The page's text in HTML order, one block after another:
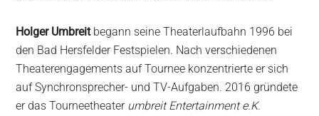
Holger Umbreitbegann seine Theaterlaufbahn 1996 bei
den Bad Hersfelder Festspielen. Nach verschiedenen
Theaterengagements auf Tournee konzentrierte er sich
auf Synchronsprecher- und TV-Aufgaben. 2016 gründete
er das Tourneetheater umbreit Entertainment e.K.